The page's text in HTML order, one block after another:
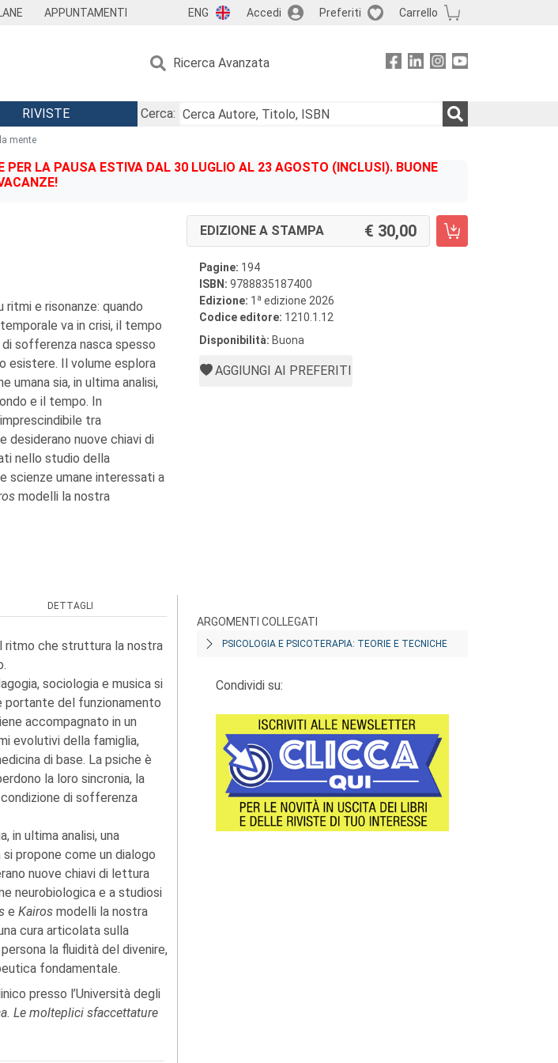
APPUNTAMENTI ENG Accedi Preferiti Carrello
Ricerca Avanzata
RIVISTE
Cerca:
mente
LA PAUSA ESTIVA DAL 30 LUGLIO AL 23 AGOSTO (INCLUSI). BUONE
e risonanze: quando
va in crisi, il tempo
sofferenza nasca spesso
esistere. Il volume esplora
umana sia, in ultima analisi,
e il tempo. In
tra
desiderano nuove chiavi di
nello studio della
scienze umane interessati a
modelli la nostra
EDIZIONE A STAMPA 30,00
Pagine: 194
ISBN: 9788835187400
Edizione: 1 a edizione 2026
Codice editore: 1210.1.12
Disponibilità: Buona
AGGIUNGI AI PREFERITI
DETTAGLI
ritmo che struttura la nostra
sociologia e musica si
portante del funzionamento
accompagnato in un
evolutivi della famiglia,
di base. La psiche è
la loro sincronia, la
di sofferenza
in ultima analisi, una
propone come un dialogo
nuove chiavi di lettura
neurobiologica e a studiosi
e Kairos modelli la nostra
cura articolata sulla
la fluidità del divenire,
fondamentale.
presso l’Università degli
Le molteplici sfaccettature
ARGOMENTI COLLEGATI
PSICOLOGIA E PSICOTERAPIA: TEORIE E TECNICHE
Condividi su: